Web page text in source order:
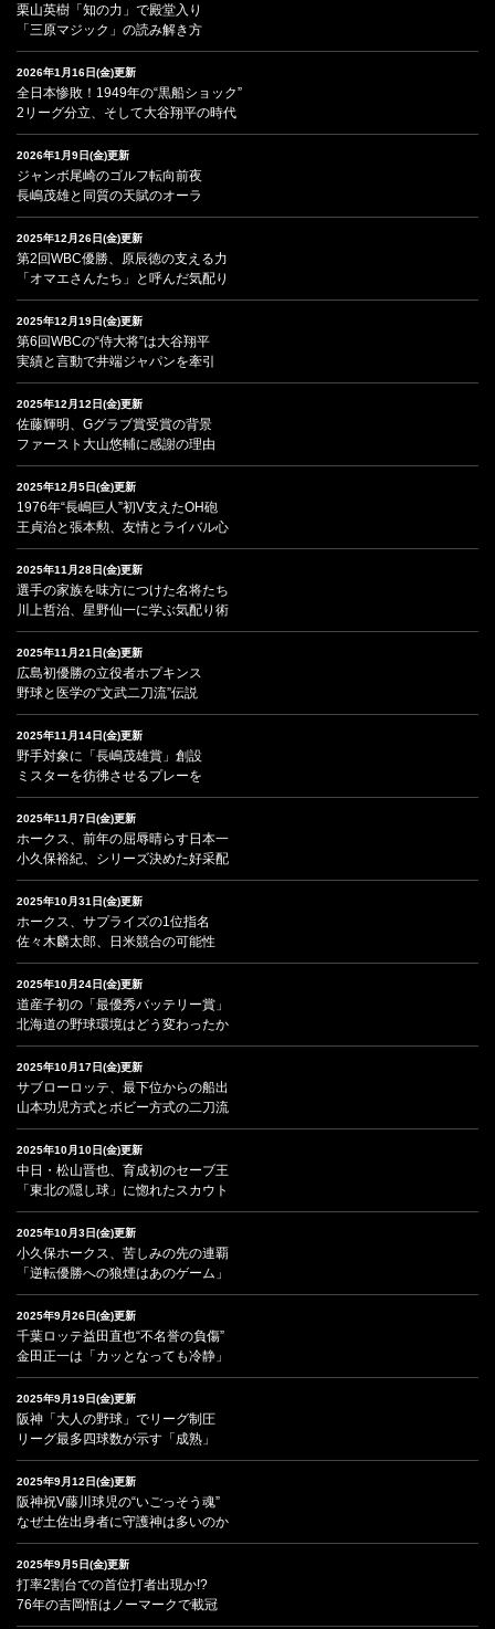
栗山英樹「知の力」で殿堂入り
「三原マジック」の読み解き方
2026年1月16日(金)更新
全日本惨敗！1949年の“黒船ショック”
2リーグ分立、そして大谷翔平の時代
2026年1月9日(金)更新
ジャンボ尾崎のゴルフ転向前夜
長嶋茂雄と同質の天賦のオーラ
2025年12月26日(金)更新
第2回WBC優勝、原辰徳の支える力
「オマエさんたち」と呼んだ気配り
2025年12月19日(金)更新
第6回WBCの“侍大将”は大谷翔平
実績と言動で井端ジャパンを牽引
2025年12月12日(金)更新
佐藤輝明、Gグラブ賞受賞の背景
ファースト大山悠輔に感謝の理由
2025年12月5日(金)更新
1976年“長嶋巨人”初V支えたOH砲
王貞治と張本勲、友情とライバル心
2025年11月28日(金)更新
選手の家族を味方につけた名将たち
川上哲治、星野仙一に学ぶ気配り術
2025年11月21日(金)更新
広島初優勝の立役者ホプキンス
野球と医学の“文武二刀流”伝説
2025年11月14日(金)更新
野手対象に「長嶋茂雄賞」創設
ミスターを彷彿させるプレーを
2025年11月7日(金)更新
ホークス、前年の屈辱晴らす日本一
小久保裕紀、シリーズ決めた好采配
2025年10月31日(金)更新
ホークス、サプライズの1位指名
佐々木麟太郎、日米競合の可能性
2025年10月24日(金)更新
道産子初の「最優秀バッテリー賞」
北海道の野球環境はどう変わったか
2025年10月17日(金)更新
サブローロッテ、最下位からの船出
山本功児方式とボビー方式の二刀流
2025年10月10日(金)更新
中日・松山晋也、育成初のセーブ王
「東北の隠し球」に惚れたスカウト
2025年10月3日(金)更新
小久保ホークス、苦しみの先の連覇
「逆転優勝への狼煙はあのゲーム」
2025年9月26日(金)更新
千葉ロッテ益田直也“不名誉の負傷”
金田正一は「カッとなっても冷静」
2025年9月19日(金)更新
阪神「大人の野球」でリーグ制圧
リーグ最多四球数が示す「成熟」
2025年9月12日(金)更新
阪神祝V藤川球児の“いごっそう魂”
なぜ土佐出身者に守護神は多いのか
2025年9月5日(金)更新
打率2割台での首位打者出現か!?
76年の吉岡悟はノーマークで載冠